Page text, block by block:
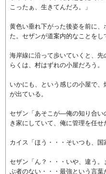
こったぁ、生きてんだろ。」
黄色い垂れ下がった後姿を前に
た。セザンが道案内的なことをし
海岸線に沿って歩いていくと、
らくは、村はずれの小屋だろう。
いかにも、という感じの小屋で
が出ている。
セザン「あそこが―俺の知り合い
き家にしていて、俺に管理を任せ
カイス「ほう・・・そいつも、国
セザン「ん？・・・いや、違う
ぶ者のない・・・最強という言